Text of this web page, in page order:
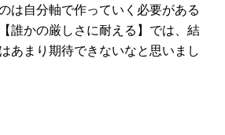
は自分軸で作っていく必要がある
誰かの厳しさに耐える】では、結
あまり期待できないなと思いまし